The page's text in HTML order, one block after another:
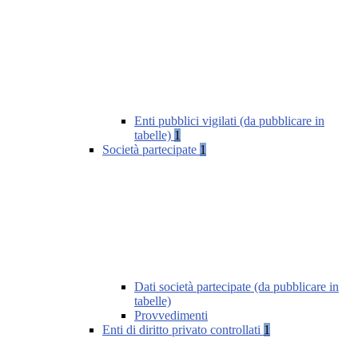
Enti pubblici vigilati (da pubblicare in
tabelle) 1
Società partecipate 1
Dati società partecipate (da pubblicare in
tabelle)
Provvedimenti
Enti di diritto privato controllati 1